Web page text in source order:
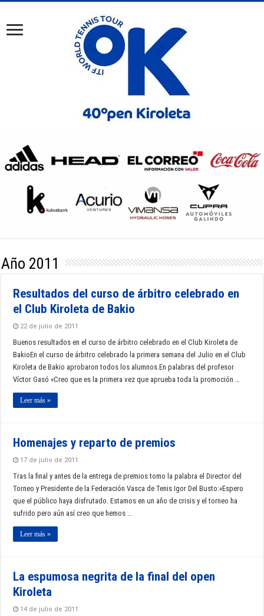
Año 2011
Resultados del curso de árbitro celebrado en
el Club Kiroleta de Bakio
22 de julio de 2011
Buenos resultados en el curso de árbitro celebrado en el Club Kiroleta de
BakioEn el curso de árbitro celebrado la primera semana del Julio en el Club
Kiroleta de Bakio aprobaron todos los alumnos.En palabras del profesor
Víctor Gasó «Creo que es la primera vez que aprueba toda la promoción …
Leer más »
Homenajes y reparto de premios
17 de julio de 2011
Tras la final y antes de la entrega de premios tomo la palabra el Director del
Torneo y Presidente de la Federación Vasca de Tenis Igor Del Busto:«Espero
que el público haya disfrutado. Estamos en un año de crisis y el torneo ha
sufrido pero aún así creo que hemos …
Leer más »
La espumosa negrita de la final del open
Kiroleta
14 de julio de 2011